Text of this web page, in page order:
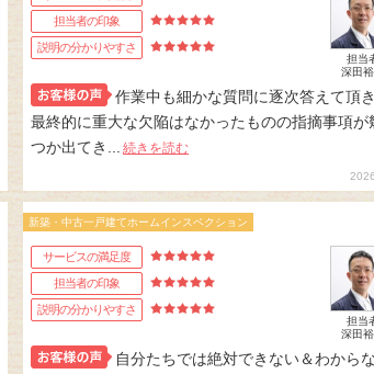
担当者の印象
説明の分かりやすさ
担当
深田
作業中も細かな質問に逐次答えて頂き
最終的に重大な欠陥はなかったものの指摘事項が
つか出てき...
続きを読む
サービスの満足度
担当者の印象
説明の分かりやすさ
新築・中古一戸建てホームインスペクション
担当
深田
自分たちでは絶対できない＆わから